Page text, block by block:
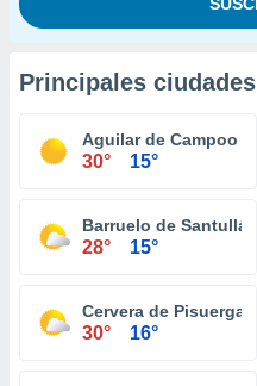
Principales ciudades
Aguilar de Campoo
30° 15°
Barruelo de Santullán
28° 15°
Cervera de Pisuerga
30° 16°